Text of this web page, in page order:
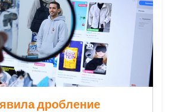
дробление